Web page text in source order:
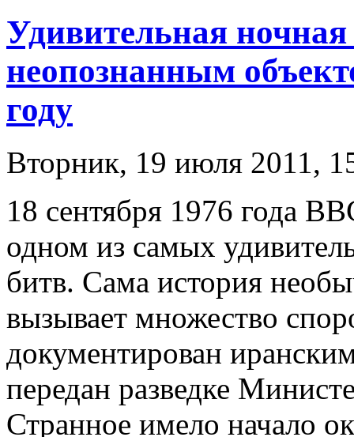
Удивительная
неопознанным
году
Вторник, 19 июля 2011,
18 сентября 1976 года
одном из самых
битв. Сама история
вызывает множество
документирован
передан разведке
Странное имело начало